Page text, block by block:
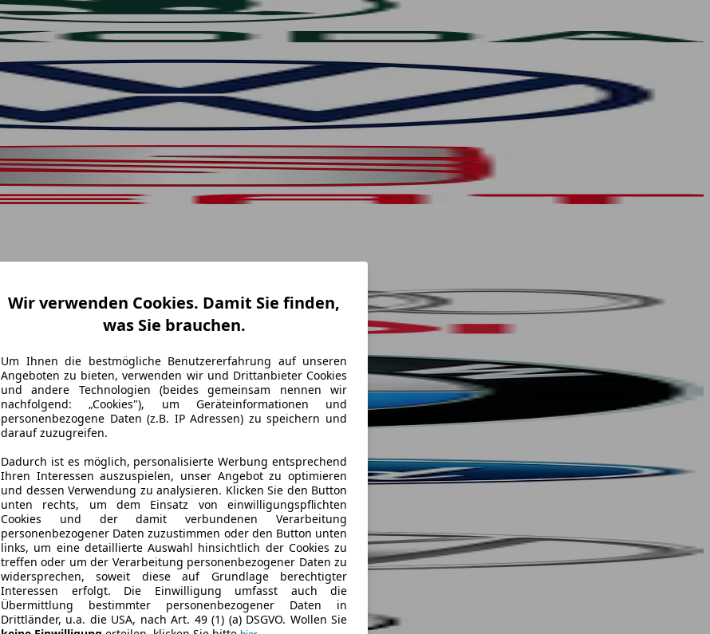
Wir verwenden Cookies. Damit Sie finden,
was Sie brauchen.
Um Ihnen die bestmögliche Benutzererfahrung auf unseren
Angeboten zu bieten, verwenden wir und Drittanbieter Cookies
und andere Technologien (beides gemeinsam nennen wir
nachfolgend: „Cookies"), um Geräteinformationen und
personenbezogene Daten (z.B. IP Adressen) zu speichern und
darauf zuzugreifen.
Dadurch ist es möglich, personalisierte Werbung entsprechend
Ihren Interessen auszuspielen, unser Angebot zu optimieren
und dessen Verwendung zu analysieren. Klicken Sie den Button
unten rechts, um dem Einsatz von einwilligungspflichten
Cookies und der damit verbundenen Verarbeitung
personenbezogener Daten zuzustimmen oder den Button unten
links, um eine detaillierte Auswahl hinsichtlich der Cookies zu
treffen oder um der Verarbeitung personenbezogener Daten zu
widersprechen, soweit diese auf Grundlage berechtigter
Interessen erfolgt. Die Einwilligung umfasst auch die
Übermittlung bestimmter personenbezogener Daten in
Drittländer, u.a. die USA, nach Art. 49 (1) (a) DSGVO. Wollen Sie